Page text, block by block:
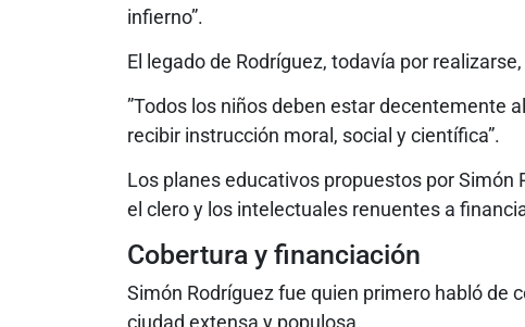
infierno”.
El legado de Rodríguez, todavía por
”Todos los niños deben estar decentemente
recibir instrucción moral, social y científica”.
Los planes educativos propuestos por
el clero y los intelectuales renuentes a
Cobertura y financiación
Simón Rodríguez fue quien primero habló de
ciudad extensa y populosa.